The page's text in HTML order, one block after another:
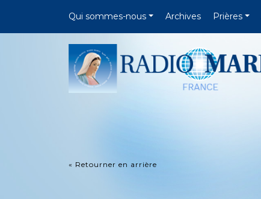
Qui sommes-nous Archives Prières
« Retourner en arrière